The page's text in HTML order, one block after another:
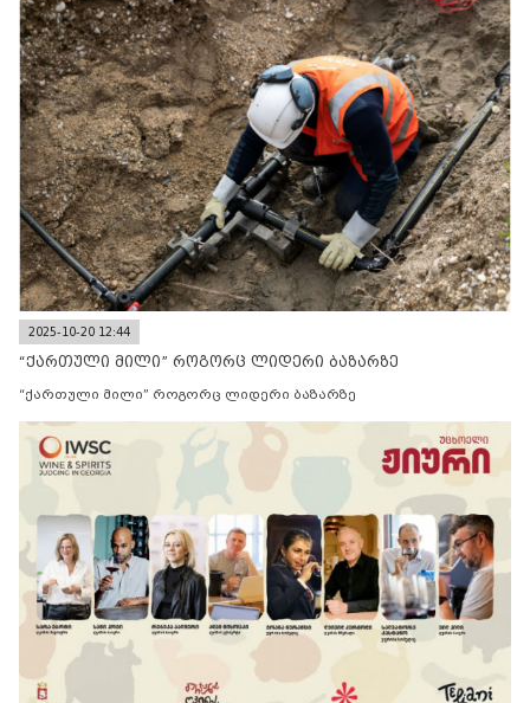
2025-10-20 12:44
“ქართული მილი” როგორც ლიდერი ბაზარზე
“ქართული მილი” როგორც ლიდერი ბაზარზე